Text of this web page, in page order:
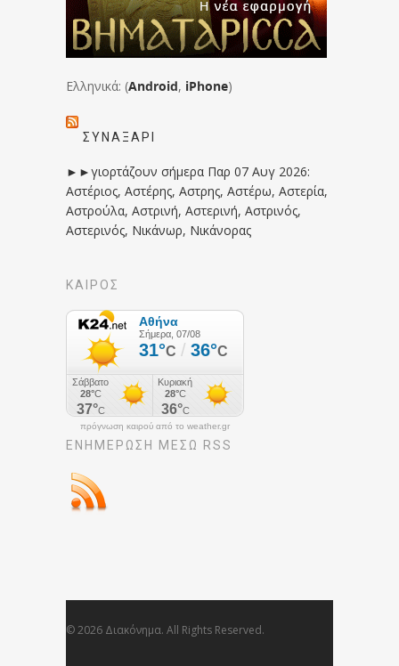
Ελληνικά: (Android, iPhone)
ΣΥΝΑΞΆΡΙ
►►γιορτάζουν σήμερα Παρ 07 Αυγ 2026:
Αστέριος, Αστέρης, Αστρης, Αστέρω, Αστερία,
Αστρούλα, Αστρινή, Αστερινή, Αστρινός,
Αστερινός, Νικάνωρ, Νικάνορας
ΚΑΙΡΟΣ
πρόγνωση καιρού από το weather.gr
ΕΝΗΜΈΡΩΣΉ ΜΕΣΩ RSS
© 2026 Διακόνημα. All Rights Reserved.